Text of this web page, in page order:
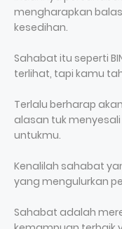
mengharapkan
kesedihan.
Sahabat itu seperti
terlihat, tapi kamu
Terlalu berharap
alasan tuk
untukmu.
Kenalilah sahabat
yang mengulurkan
Sahabat adalah